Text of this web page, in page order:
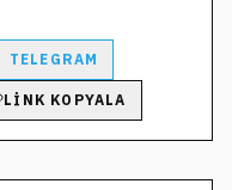
TELEGRAM
LINK KOPYALA